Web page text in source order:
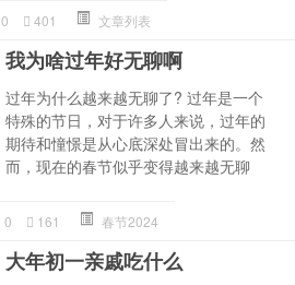
0 401 文章列表
我为啥过年好无聊啊
过年为什么越来越无聊了? 过年是一个
特殊的节日，对于许多人来说，过年的
期待和憧憬是从心底深处冒出来的。然
而，现在的春节似乎变得越来越无聊
0 161 春节2024
大年初一亲戚吃什么